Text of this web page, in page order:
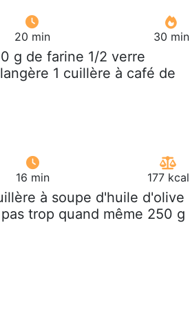
20 min 30 min
g de farine 1/2 verre
1 cuillère à café de
16 min 177 kcal
à soupe d'huile d'olive
trop quand même 250 g